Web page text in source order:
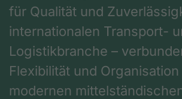
für Qualität und
internationalen Transport-
Logistikbranche –
Flexibilität und
modernen